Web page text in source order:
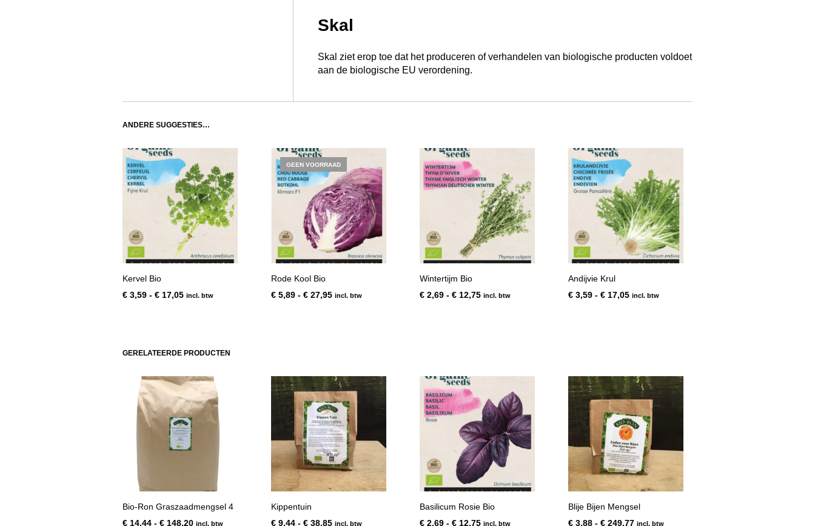
Skal
Skal ziet erop toe dat het produceren of verhandelen van biologische producten voldoet
aan de biologische EU verordening.
ANDERE SUGGESTIES…
Kervel Bio
€ 3,59 - € 17,05Prijsklasse:
incl. btw
GEEN VOORRAAD
Rode Kool Bio
€ 5,89 - € 27,95Prijsklasse:
incl. btw
Wintertijm Bio
€ 2,69 - € 12,75Prijsklasse:
incl. btw
Andijvie Krul
€ 3,59 - € 17,05Prijsklasse:
incl. btw
GERELATEERDE PRODUCTEN
Bio-Ron Graszaadmengsel 4
€ 14,44 - € 148,20Prijsklasse:
incl. btw
Kippentuin
€ 9,44 - € 38,85Prijsklasse:
incl. btw
Basilicum Rosie Bio
€ 2,69 - € 12,75Prijsklasse:
incl. btw
Blije Bijen Mengsel
€ 3,88 - € 249,77Prijsklasse:
incl. btw